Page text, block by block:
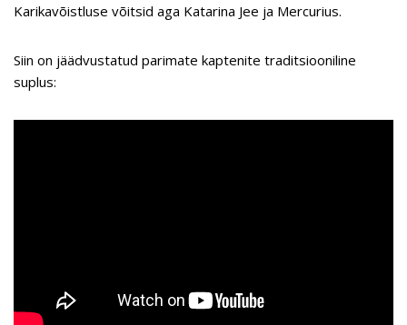
Karikavõistluse võitsid aga Katarina Jee ja Mercurius.
Siin on jäädvustatud parimate kaptenite traditsiooniline
suplus: